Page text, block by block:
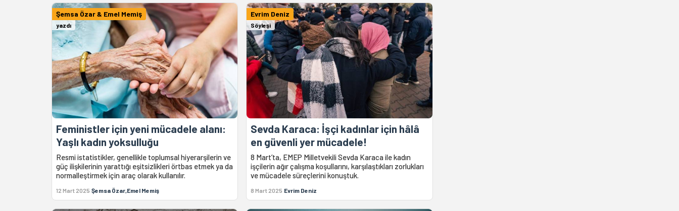
Şemsa Özar & Emel Memiş
yazdı
Feministler için yeni mücadele alanı:
Yaşlı kadın yoksulluğu
Resmi istatistikler, genellikle toplumsal hiyerarşilerin ve
güç ilişkilerinin yarattığı eşitsizlikleri örtbas etmek ya da
normalleştirmek için araç olarak kullanılır.
12 Mart 2025 Şemsa Özar,Emel Memiş
Evrim Deniz
Söyleşi
Sevda Karaca: İşçi kadınlar için hâlâ
en güvenli yer mücadele!
8 Mart’ta, EMEP Milletvekili Sevda Karaca ile kadın
işçilerin ağır çalışma koşullarını, karşılaştıkları zorlukları
ve mücadele süreçlerini konuştuk.
8 Mart 2025 Evrim Deniz